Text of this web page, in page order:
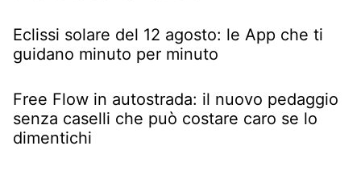
Eclissi solare del 12 agosto: le App che ti
guidano minuto per minuto
Free Flow in autostrada: il nuovo pedaggio
senza caselli che può costare caro se lo
dimentichi